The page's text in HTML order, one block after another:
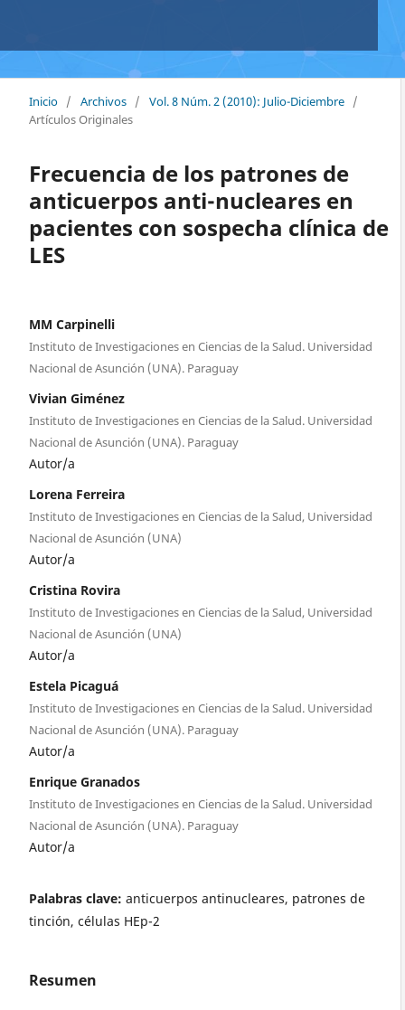
Inicio / Archivos / Vol. 8 Núm. 2 (2010): Julio-Diciembre /
Artículos Originales
Frecuencia de los patrones de
anticuerpos anti-nucleares en
pacientes con sospecha clínica de
LES
MM Carpinelli
Instituto de Investigaciones en Ciencias de la Salud. Universidad
Nacional de Asunción (UNA). Paraguay
Vivian Giménez
Instituto de Investigaciones en Ciencias de la Salud. Universidad
Nacional de Asunción (UNA). Paraguay
Autor/a
Lorena Ferreira
Instituto de Investigaciones en Ciencias de la Salud, Universidad
Nacional de Asunción (UNA)
Autor/a
Cristina Rovira
Instituto de Investigaciones en Ciencias de la Salud, Universidad
Nacional de Asunción (UNA)
Autor/a
Estela Picaguá
Instituto de Investigaciones en Ciencias de la Salud. Universidad
Nacional de Asunción (UNA). Paraguay
Autor/a
Enrique Granados
Instituto de Investigaciones en Ciencias de la Salud. Universidad
Nacional de Asunción (UNA). Paraguay
Autor/a
Palabras clave: anticuerpos antinucleares, patrones de
tinción, células HEp-2
Resumen